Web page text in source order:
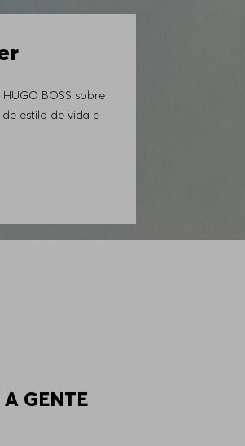
BOSS sobre
estilo de vida e
A GENTE